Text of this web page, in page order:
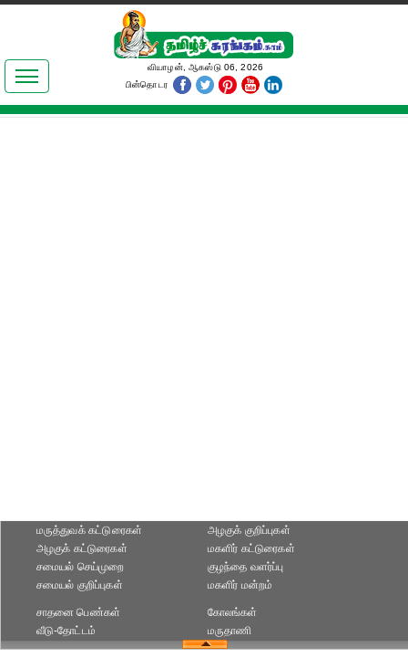
இலக்கியங்கள்
தமிழ் உலகம்
வியாழன், ஆகஸ்டு 06, 2026
பின்தொடர
மருத்துவக் கட்டுரைகள்
அழகுக் கட்டுரைகள்
அழகுக் குறிப்புகள்
மகளிர் கட்டுரைகள்
சமையல் செய்முறை
சமையல் குறிப்புகள்
குழந்தை வளர்ப்பு
மகளிர் மன்றம்
சாதனை பெண்கள்
வீடு-தோட்டம்
கோலங்கள்
மருதாணி